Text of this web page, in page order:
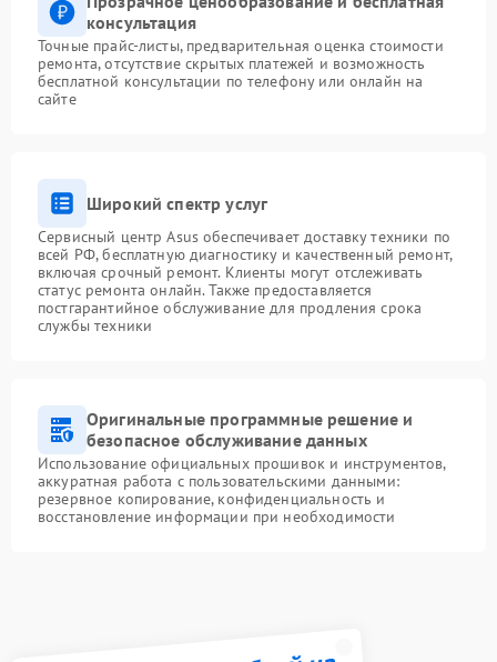
консультация
Точные прайс-листы, предварительная оценка стоимости
ремонта, отсутствие скрытых платежей и возможность
бесплатной консультации по телефону или онлайн на
сайте
Широкий спектр услуг
Сервисный центр Asus обеспечивает доставку техники по
всей РФ, бесплатную диагностику и качественный ремонт,
включая срочный ремонт. Клиенты могут отслеживать
статус ремонта онлайн. Также предоставляется
постгарантийное обслуживание для продления срока
службы техники
Оригинальные программные решение и
безопасное обслуживание данных
Использование официальных прошивок и инструментов,
аккуратная работа с пользовательскими данными:
резервное копирование, конфиденциальность и
восстановление информации при необходимости